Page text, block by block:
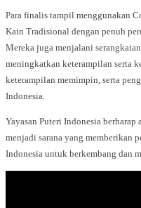
Para finalis tampil menggunakan
Kain Tradisional dengan penuh
Mereka juga menjalani
meningkatkan keterampilan serta
keterampilan memimpin, serta
Indonesia.
Yayasan Puteri Indonesia
menjadi sarana yang memberikan
Indonesia untuk berkembang dan